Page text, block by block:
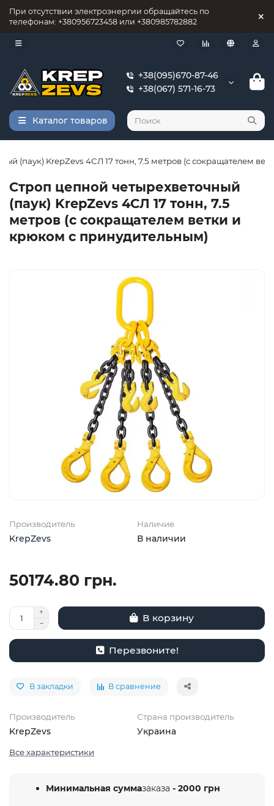
При отсутствии электроэнергии обращайтесь по
телефонам: +380956723458 или +380985782882
+38(095)670-87-46
+38(067) 571-16-73
Каталог товаров
(паук) KrepZevs 4СЛ 17 тонн, 7.5 метров (с сокращателем
Строп цепной четырехветочный
(паук) KrepZevs 4СЛ 17 тонн, 7.5
метров (с сокращателем ветки и
крюком с принудительным)
Производитель
KrepZevs
Наличие
В наличии
50174.80 грн.
В корзину
Перезвоните!
В закладки В сравнение
Производитель
KrepZevs
Страна производитель
Украина
Все характеристики
Минимальная суммазаказа - 2000 грн